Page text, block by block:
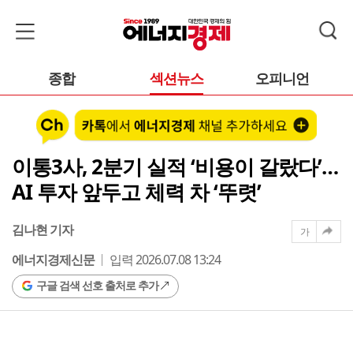
종합 섹션뉴스 오피니언
이통3사, 2분기 실적 ‘비용이 갈랐다’…
AI 투자 앞두고 체력 차 ‘뚜렷’
김나현 기자
에너지경제신문
입력 2026.07.08 13:24
구글 검색 선호 출처로 추가
가